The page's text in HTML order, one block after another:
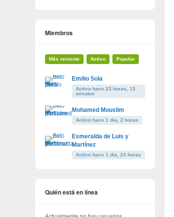
Miembros
Más reciente Activo Popular
Emilio Sola
Activo hace 23 horas, 13
minutos
Mohamed Mouslim
Activo hace 1 dia, 2 horas
Esmeralda de Luis y
Martínez
Activo hace 1 dia, 23 horas
Quién está en línea